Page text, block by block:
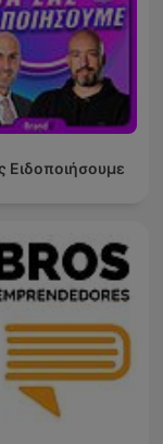
Ειδοποιήσουμε